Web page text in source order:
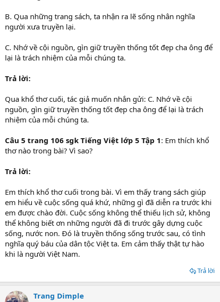
B. Qua những trang sách, ta nhận ra lẽ sống nhân nghĩa
người xưa truyền lại.
C. Nhớ về cội nguồn, gìn giữ truyền thống tốt đẹp cha ông để
lại là trách nhiệm của mỗi chúng ta.
Trả lời:
Qua khổ thơ cuối, tác giả muốn nhắn gửi: C. Nhớ về cội
nguồn, gìn giữ truyền thống tốt đẹp cha ông để lại là trách
nhiệm của mỗi chúng ta.
Câu 5 trang 106 sgk Tiếng Việt lớp 5 Tập 1: Em thích khổ
thơ nào trong bài? Vì sao?
Trả lời:
Em thích khổ thơ cuối trong bài. Vì em thấy trang sách giúp
em hiểu về cuộc sống quá khứ, những gì đã diễn ra trước khi
em được chào đời. Cuộc sống không thể thiếu lịch sử, không
thể không biết ơn những người đã đi trước gây dựng cuộc
sống, nước non. Đó là truyền thống sống trước sau, có tình
nghĩa quý báu của dân tộc Việt ta. Em cảm thấy thật tự hào
khi là người Việt Nam.
Trả lời
Trang Dimple